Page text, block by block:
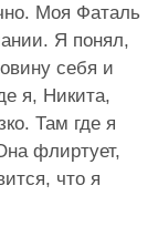
Моя Фаталь
Я понял,
себя и
я, Никита,
Там где я
флиртует,
что я